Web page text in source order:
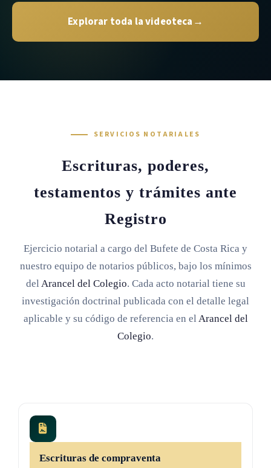
Explorar toda la videoteca →
SERVICIOS NOTARIALES
Escrituras, poderes,
testamentos y trámites ante
Registro
Ejercicio notarial a cargo del Bufete de Costa Rica y
nuestro equipo de notarios públicos, bajo los mínimos
delArancel del Colegio. Cada acto notarial tiene su
investigación doctrinal publicada con el detalle legal
aplicable y su código de referencia en elArancel del
Colegio.
Escrituras de compraventa